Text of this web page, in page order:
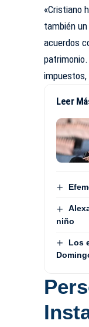
«Cristiano
también
acuerdos
impuestos,
Leer
niño
Los